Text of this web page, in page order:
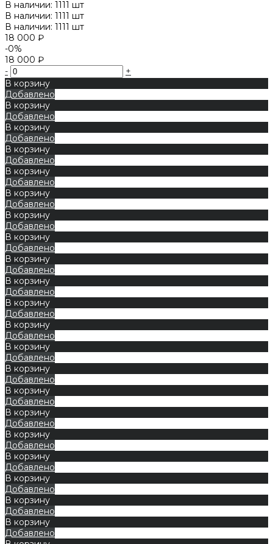
В наличии: 1111 шт
В наличии: 1111 шт
В наличии: 1111 шт
18 000 ₽
-0%
18 000 ₽
-
+
В корзину
Добавлено
В корзину
Добавлено
В корзину
Добавлено
В корзину
Добавлено
В корзину
Добавлено
В корзину
Добавлено
В корзину
Добавлено
В корзину
Добавлено
В корзину
Добавлено
В корзину
Добавлено
В корзину
Добавлено
В корзину
Добавлено
В корзину
Добавлено
В корзину
Добавлено
В корзину
Добавлено
В корзину
Добавлено
В корзину
Добавлено
В корзину
Добавлено
В корзину
Добавлено
В корзину
Добавлено
В корзину
Добавлено